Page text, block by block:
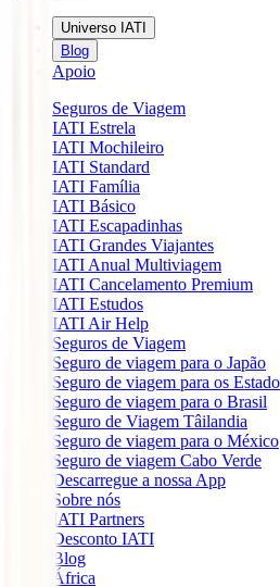
Universo IATI
Blog
Apoio
Seguros de Viagem
IATI Estrela
IATI Mochileiro
IATI Standard
IATI Família
IATI Básico
IATI Escapadinhas
IATI Grandes Viajantes
IATI Anual Multiviagem
IATI Cancelamento Premium
IATI Estudos
IATI Air Help
Seguros de Viagem
Seguro de viagem para o Japão
Seguro de viagem para os
Seguro de viagem para o Brasil
Seguro de Viagem Tâilandia
Seguro de viagem para o México
Seguro de viagem Cabo Verde
Descarregue a nossa App
Sobre nós
IATI Partners
Desconto IATI
Blog
África